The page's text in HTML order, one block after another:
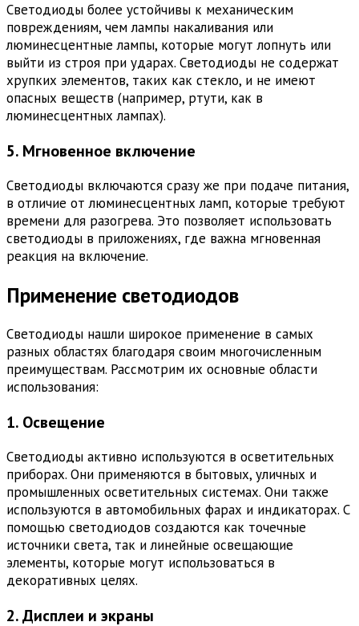
Светодиоды более устойчивы к механическим
повреждениям, чем лампы накаливания или
люминесцентные лампы, которые могут лопнуть или
выйти из строя при ударах. Светодиоды не содержат
хрупких элементов, таких как стекло, и не имеют
опасных веществ (например, ртути, как в
люминесцентных лампах).
5. Мгновенное включение
Светодиоды включаются сразу же при подаче питания,
в отличие от люминесцентных ламп, которые требуют
времени для разогрева. Это позволяет использовать
светодиоды в приложениях, где важна мгновенная
реакция на включение.
Применение светодиодов
Светодиоды нашли широкое применение в самых
разных областях благодаря своим многочисленным
преимуществам. Рассмотрим их основные области
использования:
1. Освещение
Светодиоды активно используются в осветительных
приборах. Они применяются в бытовых, уличных и
промышленных осветительных системах. Они также
используются в автомобильных фарах и индикаторах. С
помощью светодиодов создаются как точечные
источники света, так и линейные освещающие
элементы, которые могут использоваться в
декоративных целях.
2. Дисплеи и экраны